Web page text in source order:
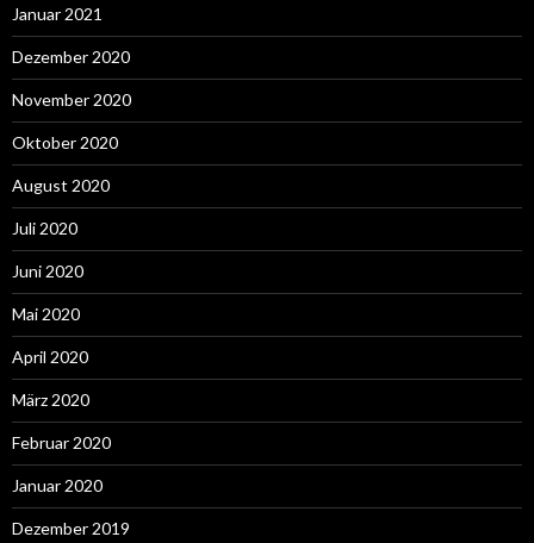
Januar 2021
Dezember 2020
November 2020
Oktober 2020
August 2020
Juli 2020
Juni 2020
Mai 2020
April 2020
März 2020
Februar 2020
Januar 2020
Dezember 2019